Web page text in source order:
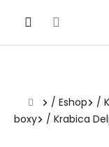
Domov
/ Eshop /
boxy
/ Krabica